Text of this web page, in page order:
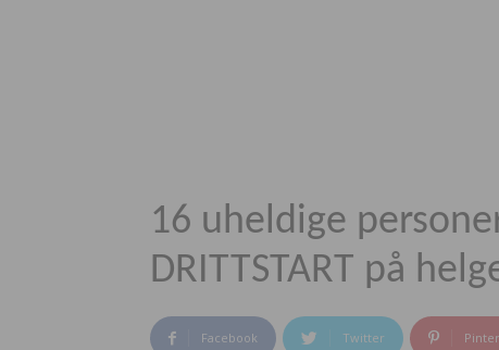
16 uheldige
DRITTSTART på
Facebook Twitter